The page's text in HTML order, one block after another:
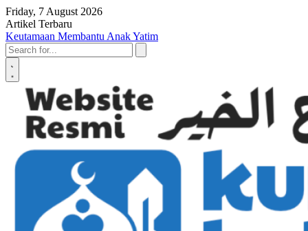
Skip to content
Friday, 7 August 2026
Artikel Terbaru
Penyerahan SK LAZ Kunci Kebaikan OKU Timur, Tonggak Baru
Penguatan Pelayanan Umat